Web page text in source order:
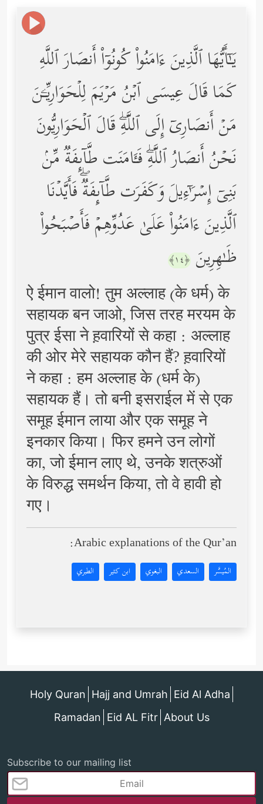
یَـٰۤأَیُّهَا ٱلَّذِینَ ءَامَنُواْ كُونُوۤاْ أَنصَارَ ٱللَّهِ
كَمَا قَالَ عِیسَى ٱبۡنُ مَرۡیَمَ لِلۡحَوَارِیِّـۧنَ
مَنۡ أَنصَارِیۤ إِلَى ٱللَّهِۖ قَالَ ٱلۡحَوَارِیُّونَ
نَحۡنُ أَنصَارُ ٱللَّهِۖ فَـَٔامَنَت طَّاۤىِٕفَةࣱ مِّنۢ
بَنِیۤ إِسۡرَ ٰ⁠ۤءِیلَ وَكَفَرَت طَّاۤىِٕفَةࣱۖ فَأَیَّدۡنَا
ٱلَّذِینَ ءَامَنُواْ عَلَىٰ عَدُوِّهِمۡ فَأَصۡبَحُواْ
ظَـٰهِرِینَ ﴿١٤﴾
ऐ ईमान वालो! तुम अल्लाह (के धर्म) के
सहायक बन जाओ, जिस तरह मरयम के
पुत्र ईसा ने ह़वारियों से कहा : अल्लाह
की ओर मेरे सहायक कौन हैं? ह़वारियों
ने कहा : हम अल्लाह के (धर्म के)
सहायक हैं। तो बनी इसराईल में से एक
समूह ईमान लाया और एक समूह ने
इनकार किया। फिर हमने उन लोगों
का, जो ईमान लाए थे, उनके शत्रुओं
के विरुद्ध समर्थन किया, तो वे हावी हो
गए।
Arabic explanations of the Qur’an:
المُيسَّر السعدي البغوي ابن كثير الطبري
Holy Quran Hajj and Umrah Eid Al Adha
Ramadan Eid AL Fitr About Us
Subscribe to our mailing list